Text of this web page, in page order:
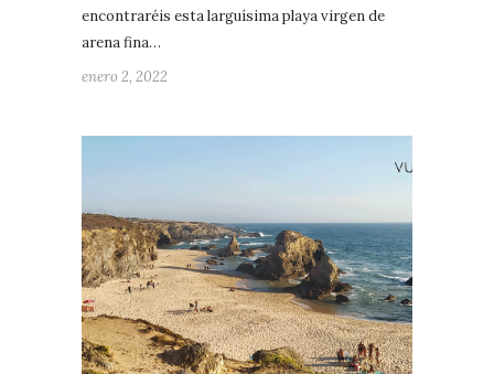
encontraréis esta larguísima playa virgen de
arena fina…
enero 2, 2022